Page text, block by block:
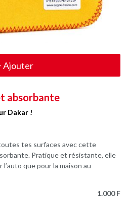
Ajouter
absorbante
Dakar !
tes surfaces avec cette
Pratique et résistante, elle
que pour la maison au
1.000 F